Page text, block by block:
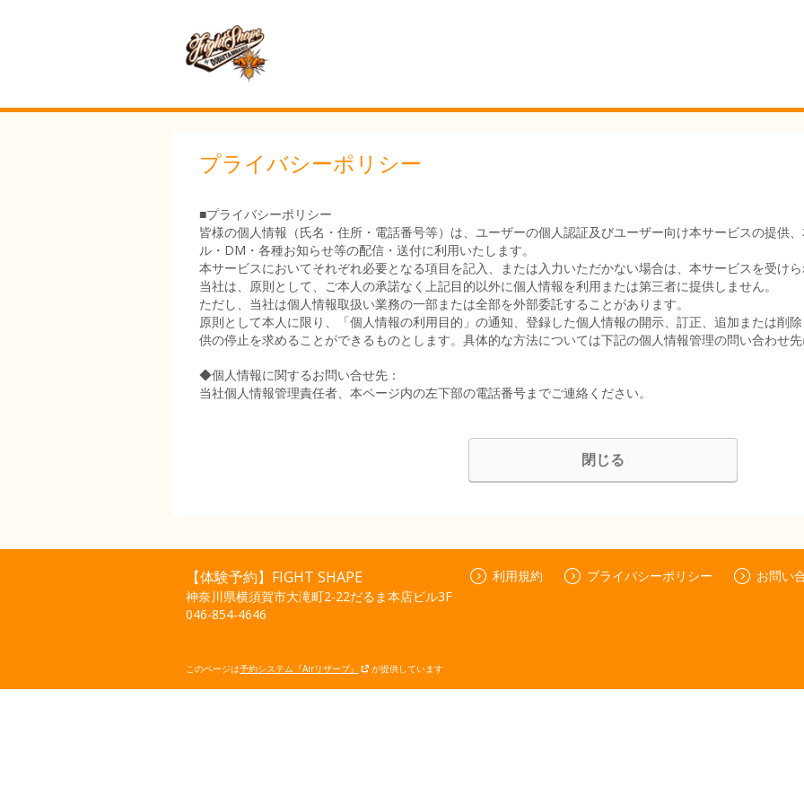
プライバシーポリシー
■プライバシーポリシー
皆様の個人情報（氏名・住所・電話番号等）は、ユーザーの個人認証及びユーザー向け本サービスの提供
ル・DM・各種お知らせ等の配信・送付に利用いたします。
本サービスにおいてそれぞれ必要となる項目を記入、または入力いただかない場合は、本サービスを受け
当社は、原則として、ご本人の承諾なく上記目的以外に個人情報を利用または第三者に提供しません。
ただし、当社は個人情報取扱い業務の一部または全部を外部委託することがあります。
原則として本人に限り、「個人情報の利用目的」の通知、登録した個人情報の開示、訂正、追加または削
供の停止を求めることができるものとします。具体的な方法については下記の個人情報管理の問い合わせ
◆個人情報に関するお問い合せ先：
当社個人情報管理責任者、本ページ内の左下部の電話番号までご連絡ください。
閉じる
【体験予約】FIGHT SHAPE
神奈川県横須賀市大滝町2-22だるま本店ビル3F
046-854-4646
利用規約 プライバシーポリシー お問い
このページは予約システム『Airリザーブ』 が提供しています